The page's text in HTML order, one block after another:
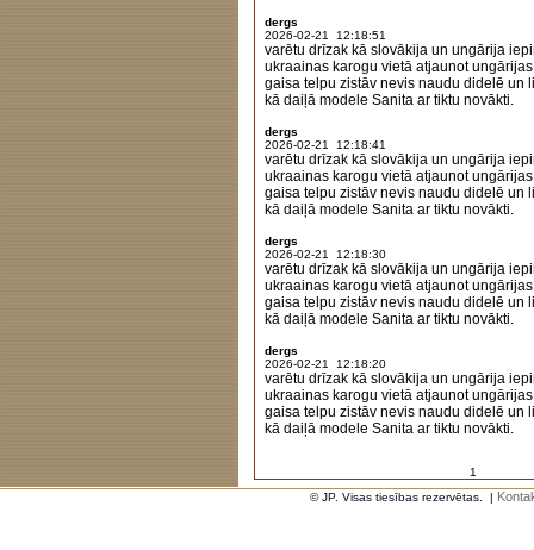
dergs
2026-02-21 12:18:51
varētu drīzak kā slovākija un ungārija
ukraainas karogu vietā atjaunot
gaisa telpu zistāv nevis naudu didelē un
kā daiļā modele Sanita ar tiktu novākti.
dergs
2026-02-21 12:18:41
varētu drīzak kā slovākija un ungārija
ukraainas karogu vietā atjaunot
gaisa telpu zistāv nevis naudu didelē un
kā daiļā modele Sanita ar tiktu novākti.
dergs
2026-02-21 12:18:30
varētu drīzak kā slovākija un ungārija
ukraainas karogu vietā atjaunot
gaisa telpu zistāv nevis naudu didelē un
kā daiļā modele Sanita ar tiktu novākti.
dergs
2026-02-21 12:18:20
varētu drīzak kā slovākija un ungārija
ukraainas karogu vietā atjaunot
gaisa telpu zistāv nevis naudu didelē un
kā daiļā modele Sanita ar tiktu novākti.
1
© JP. Visas tiesības rezervētas.
|